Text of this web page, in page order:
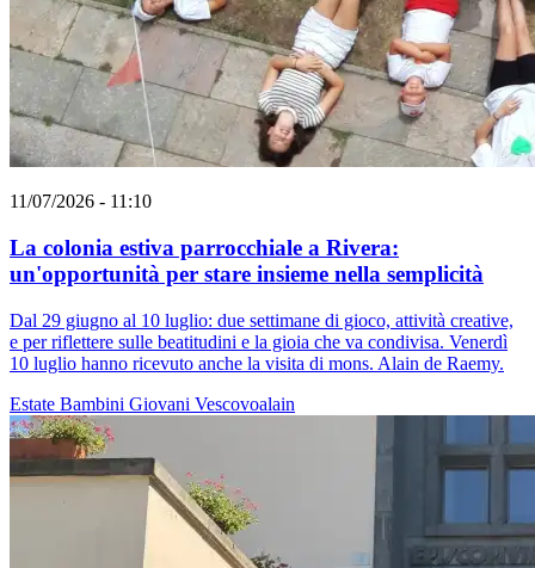
11/07/2026 - 11:10
La colonia estiva parrocchiale a Rivera:
un'opportunità per stare insieme nella semplicità
Dal 29 giugno al 10 luglio: due settimane di gioco, attività creative,
e per riflettere sulle beatitudini e la gioia che va condivisa. Venerdì
10 luglio hanno ricevuto anche la visita di mons. Alain de Raemy.
Estate Bambini Giovani Vescovoalain